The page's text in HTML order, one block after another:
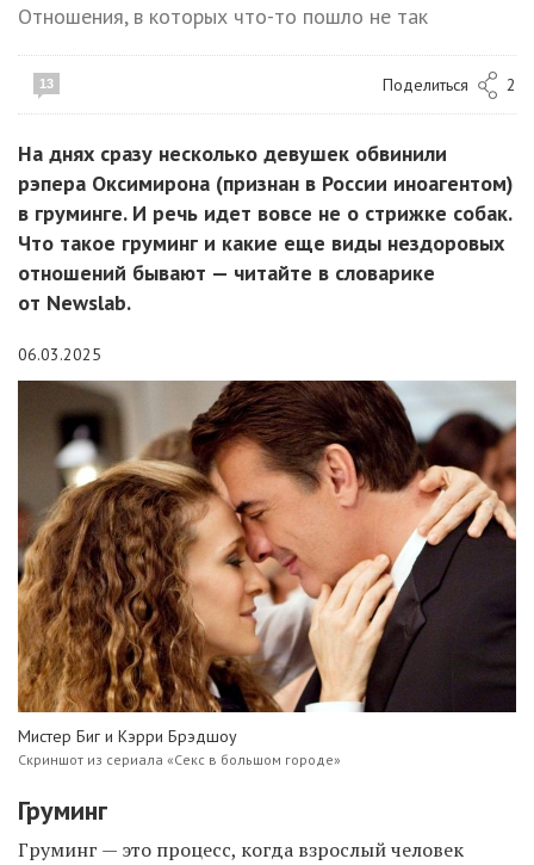
Отношения, в которых что-то пошло не так
13 Поделиться 2
На днях сразу несколько девушек обвинили
рэпера Оксимирона (признан в России иноагентом)
в груминге. И речь идет вовсе не о стрижке собак.
Что такое груминг и какие еще виды нездоровых
отношений бывают — читайте в словарике
от Newslab.
06.03.2025
Мистер Биг и Кэрри Брэдшоу
Скриншот из сериала «Секс в большом городе»
Груминг
Груминг — это процесс, когда взрослый человек